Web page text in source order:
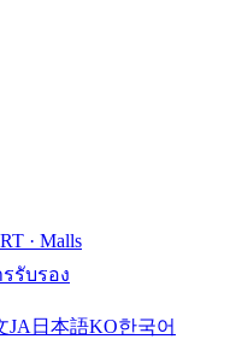
· Malls
รับรอง
JA 日本語KO한국어